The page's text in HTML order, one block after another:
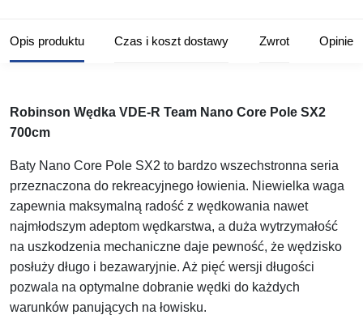
Opis produktu Czas i koszt dostawy Zwrot Opinie
Robinson Wędka VDE-R Team Nano Core Pole SX2
700cm
Baty Nano Core Pole SX2 to bardzo wszechstronna seria
przeznaczona do rekreacyjnego łowienia. Niewielka waga
zapewnia maksymalną radość z wędkowania nawet
najmłodszym adeptom wędkarstwa, a duża wytrzymałość
na uszkodzenia mechaniczne daje pewność, że wędzisko
posłuży długo i bezawaryjnie. Aż pięć wersji długości
pozwala na optymalne dobranie wędki do każdych
warunków panujących na łowisku.